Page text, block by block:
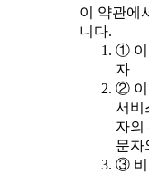
이 약관에
니다.
① 이
자
② 이
서비
자의
문자
③ 비